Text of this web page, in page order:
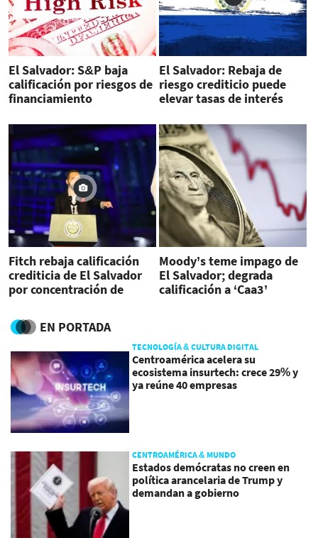
El Salvador: S&P baja
calificación por riesgos de
financiamiento
El Salvador: Rebaja de
riesgo crediticio puede
elevar tasas de interés
Fitch rebaja calificación
crediticia de El Salvador
por concentración de
Moody’s teme impago de
El Salvador; degrada
calificación a ‘Caa3’
EN PORTADA
TECNOLOGÍA & CULTURA DIGITAL
Centroamérica acelera su
ecosistema insurtech: crece 29% y
ya reúne 40 empresas
CENTROAMÉRICA & MUNDO
Estados demócratas no creen en
política arancelaria de Trump y
demandan a gobierno